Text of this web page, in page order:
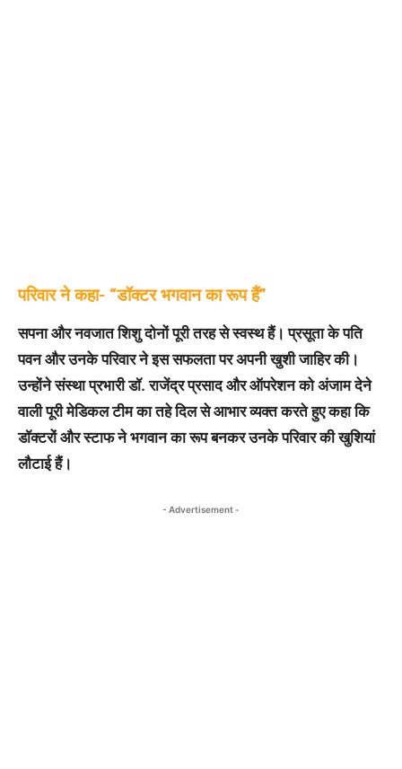
परिवार ने कहा- “डॉक्टर भगवान का रूप हैं”
सपना और नवजात शिशु दोनों पूरी तरह से स्वस्थ हैं। प्रसूता के पति
पवन और उनके परिवार ने इस सफलता पर अपनी खुशी जाहिर की।
उन्होंने संस्था प्रभारी डॉ. राजेंद्र प्रसाद और ऑपरेशन को अंजाम देने
वाली पूरी मेडिकल टीम का तहे दिल से आभार व्यक्त करते हुए कहा कि
डॉक्टरों और स्टाफ ने भगवान का रूप बनकर उनके परिवार की खुशियां
लौटाई हैं।
- Advertisement -